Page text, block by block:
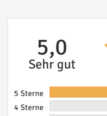
5,0
Sehr gut
5 Sterne
4 Sterne